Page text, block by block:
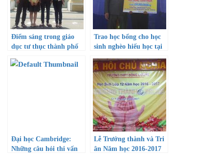
Điểm sáng trong giáo
dục tư thục thành phố
Trao học bổng cho học
sinh nghèo hiếu học tại
Hoà
Đại học Cambridge:
Những câu hỏi thi vấn
Lễ Trưởng thành và Tri
ân Năm học 2016-2017